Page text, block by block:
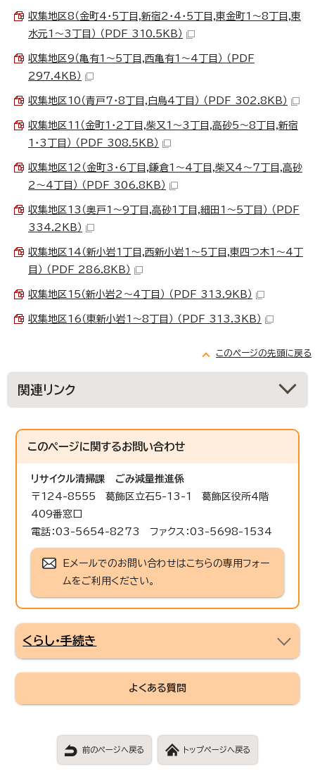
収集地区8（金町4・5丁目,新宿2・4・5丁目,東金町1～8丁目,東
水元1～3丁目） （PDF 310.5KB）
収集地区9（亀有1～5丁目,西亀有1～4丁目） （PDF
297.4KB）
収集地区10（青戸7・8丁目,白鳥4丁目） （PDF 302.8KB）
収集地区11（金町1・2丁目,柴又1～3丁目,高砂5～8丁目,新宿
1・3丁目） （PDF 308.5KB）
収集地区12（金町3・6丁目,鎌倉1～4丁目,柴又4～7丁目,高砂
2～4丁目） （PDF 306.8KB）
収集地区13（奥戸1～9丁目,高砂1丁目,細田1～5丁目） （PDF
334.2KB）
収集地区14（新小岩1丁目,西新小岩1～5丁目,東四つ木1～4丁
目） （PDF 286.8KB）
収集地区15（新小岩2～4丁目） （PDF 313.9KB）
収集地区16（東新小岩1～8丁目） （PDF 313.3KB）
このページの先頭に戻る
関連リンク
このページに関するお問い合わせ
リサイクル清掃課
ごみ減量推進係
〒124-8555 葛飾区立石5-13-1 葛飾区役所4階
409番窓口
電話：03-5654-8273 ファクス：03-5698-1534
Eメールでのお問い合わせはこちらの専用フォー
ムをご利用ください。
くらし・手続き
よくある質問
前のページへ戻る トップページへ戻る